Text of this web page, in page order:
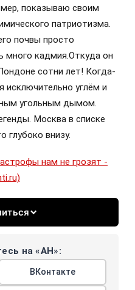
показываю своим
патриотизма.
почвы просто
много кадмия.Откуда он
сотни лет! Когда-
исключительно углём и
угольным дымом.
Москва в списке
глубоко внизу.
нам не грозят -
на «АН»:
ВКонтакте